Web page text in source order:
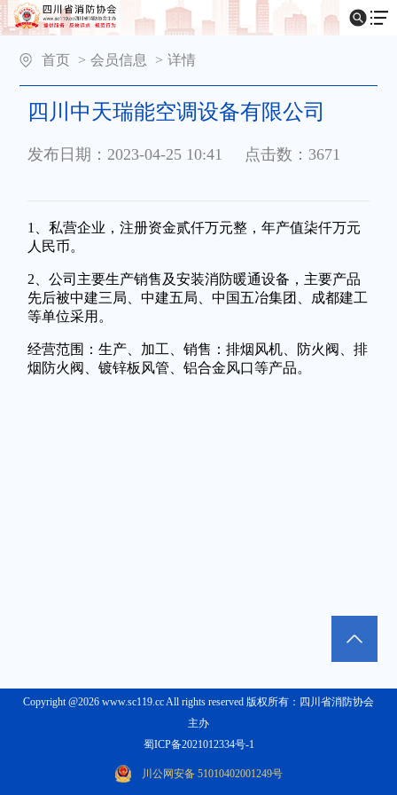
首页 > 会员信息 > 详情
四川中天瑞能空调设备有限公司
发布日期：2023-04-25 10:41 点击数：3671
1、私营企业，注册资金贰仟万元整，年产值柒仟万元
人民币。
2、公司主要生产销售及安装消防暖通设备，主要产品
先后被中建三局、中建五局、中国五冶集团、成都建工
等单位采用。
经营范围：生产、加工、销售：排烟风机、防火阀、排
烟防火阀、镀锌板风管、铝合金风口等产品。
Copyright @2026 www.sc119.cc All rights reserved 版权所有：四川省消防协会
主办
蜀ICP备2021012334号-1
川公网安备 51010402001249号